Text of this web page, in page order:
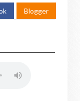
Blogger